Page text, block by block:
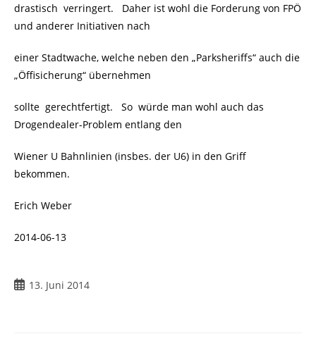
drastisch verringert. Daher ist wohl die Forderung von FPÖ
und anderer Initiativen nach
einer Stadtwache, welche neben den „Parksheriffs“ auch die
„Öffisicherung“ übernehmen
sollte gerechtfertigt. So würde man wohl auch das
Drogendealer-Problem entlang den
Wiener U Bahnlinien (insbes. der U6) in den Griff
bekommen.
Erich Weber
2014-06-13
Beitrag13. Juni 2014